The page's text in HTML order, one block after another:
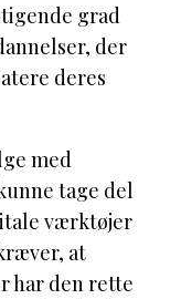
grad
der
deres
med
tage del
værktøjer
at
har den rette